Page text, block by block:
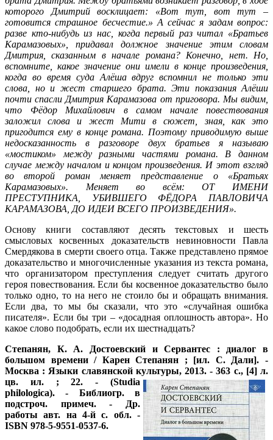
которого Дмитрий восклицает: «Вот тут, вот тут –
готовится страшное бесчестие.» А сейчас я задам вопрос:
разве кто-нибудь из нас, когда первый раз читал «Братьев
Карамазовых», придавал должное значение этим словам
Дмитрия, сказанным в начале романа? Конечно, нет. Но,
вспомните, какое значение они имели в конце произведения,
когда во время суда Алёша вдруг вспомнил не только эти
слова, но и жест старшего брата. Эти показания Алёши
почти спасли Дмитрия Карамазова от приговора. Мы видим,
что Фёдор Михайлович в самом начале повествования
заложил слова и жест Мити в сюжет, зная, как это
пригодится ему в конце романа. Поэтому приводимую выше
недосказанность в разговоре двух братьев я называю
«мостиком» между разными частями романа. В данном
случае между началом и концом произведения. И этот взгляд
во второй роман меняет представление о «Братьях
Карамазовых». Меняет во всём: ОТ ИМЕНИ
ПРЕСТУПНИКА, УБИВШЕГО ФЁДОРА ПАВЛОВИЧА
КАРАМАЗОВА, ДО ИДЕИ ВСЕГО ПРОИЗВЕДЕНИЯ».
Основу книги составляют десять текстовых и шесть
смысловых косвенных доказательств невиновности Павла
Смердякова в смерти своего отца. Также представлено прямое
доказательство и многочисленные указания из текста романа,
что организатором преступления следует считать другого
героя повествования. Если бы косвенное доказательство было
только одно, то на него не стоило бы и обращать внимания.
Если два, то мы бы сказали, что это «случайная ошибка
писателя». Если бы три – «досадная оплошность автора». Но
какое слово подобрать, если их шестнадцать?
Степанян, К. А. Достоевский и Сервантес : диалог в
большом времени / Карен Степанян ; [ил. С. Дали]. -
Москва : Языки славянской культуры, 2013. - 363 с., [4] л.
цв. ил. ; 22. - (Studia
philologica). - Библиогр. в
подстроч. примеч. - Др.
работы авт. на 4-й с. обл. -
ISBN 978-5-9551-0537-6.